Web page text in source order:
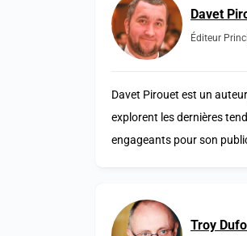
Davet
Éditeur
Davet Pirouet est un
explorent les dernières
engageants pour son
Troy